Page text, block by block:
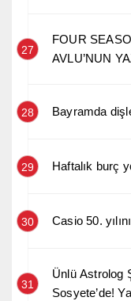
27
FOUR
AVLU’NUN
28
29 Haftalık burç
30 Casio 50.
31
Ünlü Astrolog
Sosyete’de!